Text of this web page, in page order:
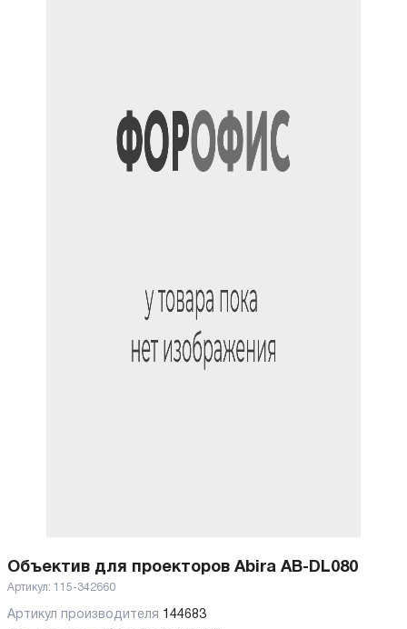
Объектив для проекторов Abira AB-DL080
Артикул: 115-342660
Артикул производителя 144683